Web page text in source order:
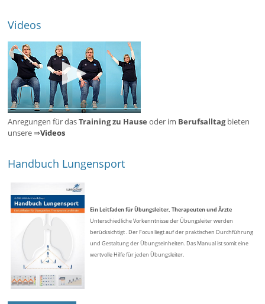
Videos
Anregungen für dasTraining zu Hause oder im Berufsalltagbieten
unsere ⇒Videos
Handbuch Lungensport
Ein Leitfaden für Übungsleiter, Therapeuten und Ärzte
Unterschiedliche Vorkenntnisse der Übungsleiter werden
berücksichtigt . Der Focus liegt auf der praktischen Durchführung
und Gestaltung der Übungseinheiten. Das Manual ist somit eine
wertvolle Hilfe für jeden Übungsleiter.